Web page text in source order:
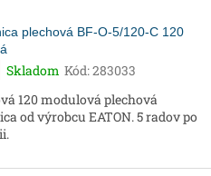
plechová BF-O-5/120-C 120
Skladom Kód:283033
120 modulová plechová
od výrobcu EATON. 5 radov po